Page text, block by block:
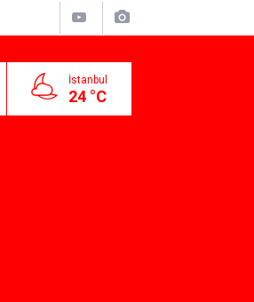
İstanbul
24 °C